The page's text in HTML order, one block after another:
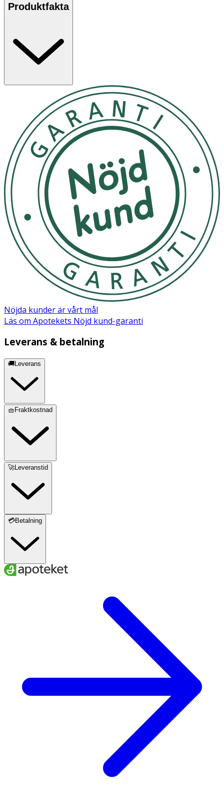
Produktfakta
Nöjda kunder är vårt mål
Läs om Apotekets Nöjd kund-garanti
Leverans & betalning
🚚Leverans
🧺Fraktkostnad
🚀Leveranstid
💳Betalning